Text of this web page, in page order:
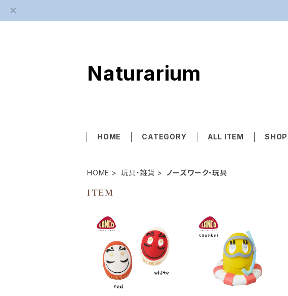
Naturarium
HOME CATEGORY ALL ITEM
HOME 玩具・雑貨 ノーズワーク・玩具
ITEM